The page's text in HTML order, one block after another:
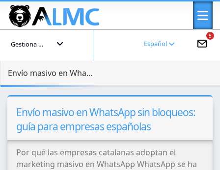
5
Español
Gestiona tu cuenta
Envío masivo en WhatsApp sin bloqueos: guía para empresas españolas
Envío masivo en WhatsApp sin bloqueos:
guía para empresas españolas
Por qué las empresas catalanas adoptan el
marketing masivo en WhatsApp WhatsApp se ha